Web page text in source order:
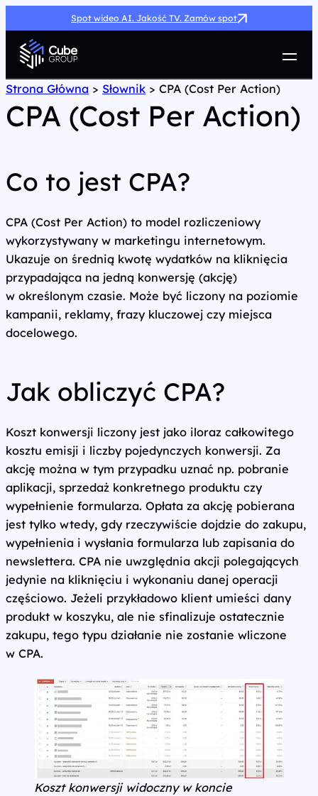
Spot wideo AI. Jakość TV. Zamów spot
Usługi
Jak możemy pomóc
Case Study
Kariera
Strona Główna > Słownik > CPA (Cost Per Action)
CPA (Cost Per Action)
Co to jest CPA?
CPA (Cost Per Action) to model rozliczeniowy
wykorzystywany w marketingu internetowym.
Ukazuje on średnią kwotę wydatków na kliknięcia
przypadająca na jedną konwersję (akcję)
w określonym czasie. Może być liczony na poziomie
kampanii, reklamy, frazy kluczowej czy miejsca
docelowego.
Jak obliczyć CPA?
Koszt konwersji liczony jest jako iloraz całkowitego
kosztu emisji i liczby pojedynczych konwersji. Za
akcję można w tym przypadku uznać np. pobranie
aplikacji, sprzedaż konkretnego produktu czy
wypełnienie formularza. Opłata za akcję pobierana
jest tylko wtedy, gdy rzeczywiście dojdzie do zakupu,
wypełnienia i wysłania formularza lub zapisania do
newslettera. CPA nie uwzględnia akcji polegających
jedynie na kliknięciu i wykonaniu danej operacji
częściowo. Jeżeli przykładowo klient umieści dany
produkt w koszyku, ale nie sfinalizuje ostatecznie
zakupu, tego typu działanie nie zostanie wliczone
w CPA.
Koszt konwersji widoczny w koncie